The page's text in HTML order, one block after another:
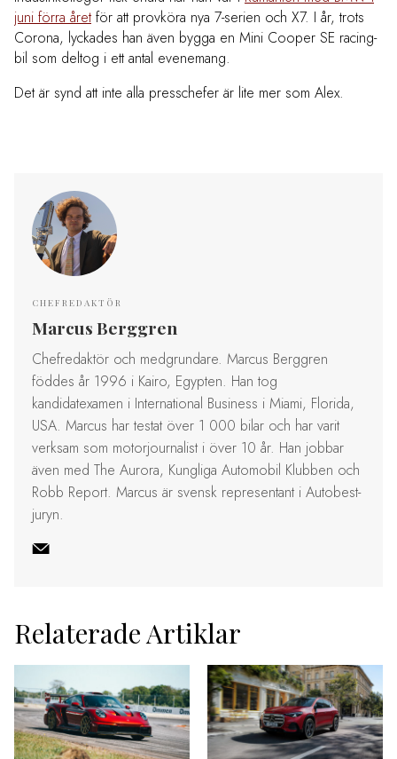
juni förra åretför att provköra nya 7-serien och X7. I år, trots
Corona, lyckades han även bygga en Mini Cooper SE racing-
bil som deltog i ett antal evenemang.
Det är synd att inte alla presschefer är lite mer som Alex.
CHEFREDAKTÖR
Marcus Berggren
Chefredaktör och medgrundare. Marcus Berggren
föddes år 1996 i Kairo, Egypten. Han tog
kandidatexamen i International Business i Miami, Florida,
USA. Marcus har testat över 1 000 bilar och har varit
verksam som motorjournalist i över 10 år. Han jobbar
även med The Aurora, Kungliga Automobil Klubben och
Robb Report. Marcus är svensk representant i Autobest-
juryn.
Relaterade Artiklar